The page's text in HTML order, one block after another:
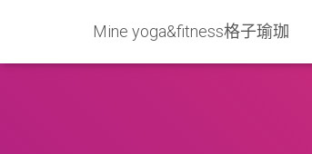
Mine yoga&fitness格子瑜珈